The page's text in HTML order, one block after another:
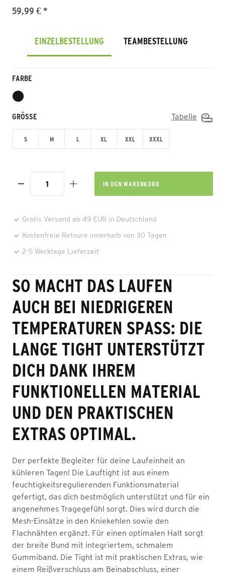
59,99 € *
EINZELBESTELLUNG TEAMBESTELLUNG
FARBE
GRÖSSE Tabelle
S M L XL XXL XXXL
IN DEN WARENKORB
Gratis Versand ab 49 EUR in Deutschland
Kostenfreie Retoure innerhalb von 30 Tagen
2-5 Werktage Lieferzeit
SO MACHT DAS LAUFEN
AUCH BEI NIEDRIGEREN
TEMPERATUREN SPASS: DIE L
ANGE TIGHT UNTERSTÜTZT D
ICH DANK IHREM F
UNKTIONELLEN MATERIAL U
ND DEN PRAKTISCHEN E
XTRAS OPTIMAL.
Der perfekte Begleiter für deine Laufeinheit an
kühleren Tagen! Die Lauftight ist aus einem
feuchtigkeitsregulierenden Funktionsmaterial
gefertigt, das dich bestmöglich unterstützt und für ein
angenehmes Tragegefühl sorgt. Dies wird durch die
Mesh-Einsätze in den Kniekehlen sowie den
Flachnähten ergänzt. Für einen optimalen Halt sorgt
der breite Bund mit integriertem, schmalem
Gummiband. Die Tight ist mit praktischen Extras, wie
einem Reißverschluss am Beinabschluss, einer